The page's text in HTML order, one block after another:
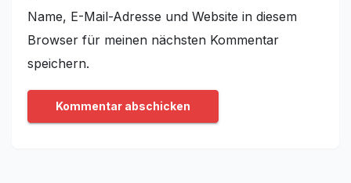
Name, E-Mail-Adresse und Website in diesem
Browser für meinen nächsten Kommentar
speichern.